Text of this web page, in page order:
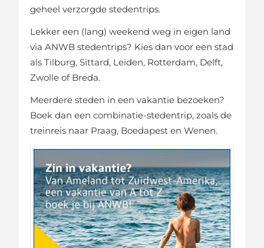
geheel verzorgde stedentrips.
Lekker een (lang) weekend weg in eigen land
via ANWB stedentrips? Kies dan voor een stad
als Tilburg, Sittard, Leiden, Rotterdam, Delft,
Zwolle of Breda.
Meerdere steden in een vakantie bezoeken?
Boek dan een combinatie-stedentrip, zoals de
treinreis naar Praag, Boedapest en Wenen.